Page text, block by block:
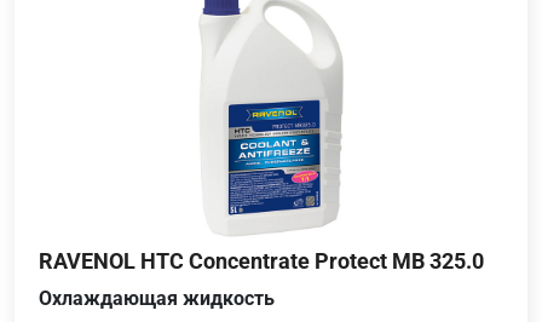
RAVENOL HTC Concentrate Protect MB 325.0
Охлаждающая жидкость